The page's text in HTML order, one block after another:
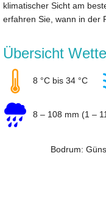
klimatischer Sicht am
erfahren Sie, wann in der
Übersicht
8 °C bis 34 °C
8 – 108 mm (1 –
Bodrum: